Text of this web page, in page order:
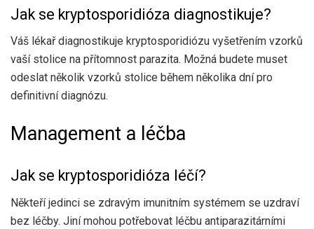
Jak se kryptosporidióza diagnostikuje?
Váš lékař diagnostikuje kryptosporidiózu vyšetřením vzorků
vaší stolice na přítomnost parazita. Možná budete muset
odeslat několik vzorků stolice během několika dní pro
definitivní diagnózu.
Management a léčba
Jak se kryptosporidióza léčí?
Někteří jedinci se zdravým imunitním systémem se uzdraví
bez léčby. Jiní mohou potřebovat léčbu antiparazitárními